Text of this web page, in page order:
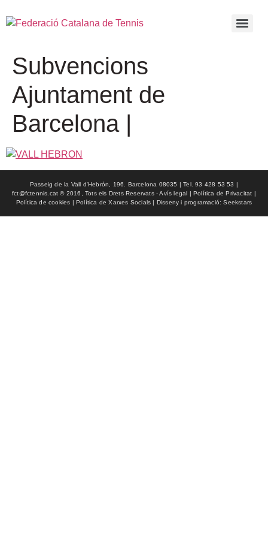
Subvencions
Ajuntament de
Barcelona |
Passeig de la Vall d'Hebrón, 196. Barcelona 08035 | Tel. 93 428 53 53 |
fct@fctennis.cat © 2016, Tots els Drets Reservats - Avís legal | Política de Privacitat |
Política de cookies | Política de Xarxes Socials | Disseny i programació: Seekstars